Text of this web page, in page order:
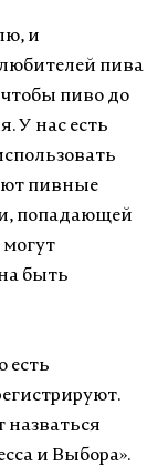
и
пива
пиво до
У нас есть
пивные
попадающей
могут
быть
есть
назваться
и Выбора».